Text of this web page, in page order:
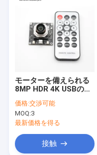
モーターを備えられる
8MP HDR 4K USBのカ
ート・コントロールそ
して急上昇する
価格:交渉可能
MOQ:3
最新価格を得る
接触